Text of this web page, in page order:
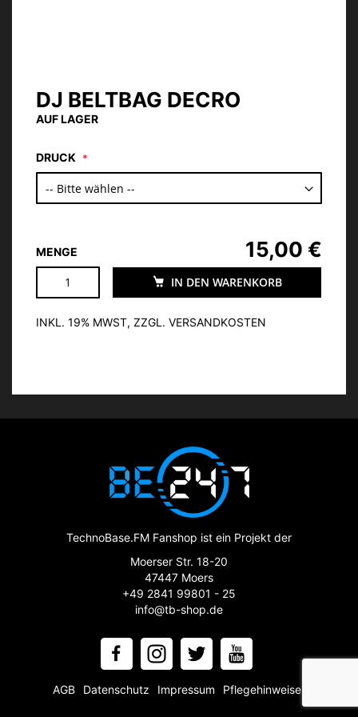
DJ BELTBAG DECRO
AUF LAGER
DRUCK
MENGE
IN DEN WARENKORB
15,00 €
INKL. 19% MWST, ZZGL. VERSANDKOSTEN
Zum
Anfang
der
springen
TechnoBase.FM Fanshop ist ein Projekt der
Moerser Str. 18-20
47447 Moers
+49 2841 99801 - 25
info@tb-shop.de
AGB Datenschutz Impressum Pflegehinweise